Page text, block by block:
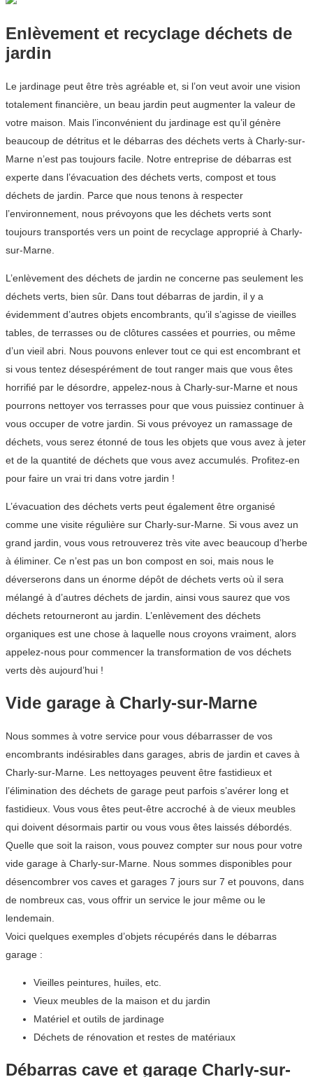
Enlèvement et recyclage déchets de
jardin
Le jardinage peut être très agréable et, si l’on veut avoir une vision
totalement financière, un beau jardin peut augmenter la valeur de
votre maison. Mais l’inconvénient du jardinage est qu’il génère
beaucoup de détritus et le débarras des déchets verts à Charly-sur-
Marne n’est pas toujours facile. Notre entreprise de débarras est
experte dans l’évacuation des déchets verts, compost et tous
déchets de jardin. Parce que nous tenons à respecter
l’environnement, nous prévoyons que les déchets verts sont
toujours transportés vers un point de recyclage approprié à Charly-
sur-Marne.
L’enlèvement des déchets de jardin ne concerne pas seulement les
déchets verts, bien sûr. Dans tout débarras de jardin, il y a
évidemment d’autres objets encombrants, qu’il s’agisse de vieilles
tables, de terrasses ou de clôtures cassées et pourries, ou même
d’un vieil abri. Nous pouvons enlever tout ce qui est encombrant et
si vous tentez désespérément de tout ranger mais que vous êtes
horrifié par le désordre, appelez-nous à Charly-sur-Marne et nous
pourrons nettoyer vos terrasses pour que vous puissiez continuer à
vous occuper de votre jardin. Si vous prévoyez un ramassage de
déchets, vous serez étonné de tous les objets que vous avez à jeter
et de la quantité de déchets que vous avez accumulés. Profitez-en
pour faire un vrai tri dans votre jardin !
L’évacuation des déchets verts peut également être organisé
comme une visite régulière sur Charly-sur-Marne. Si vous avez un
grand jardin, vous vous retrouverez très vite avec beaucoup d’herbe
à éliminer. Ce n’est pas un bon compost en soi, mais nous le
déverserons dans un énorme dépôt de déchets verts où il sera
mélangé à d’autres déchets de jardin, ainsi vous saurez que vos
déchets retourneront au jardin. L’enlèvement des déchets
organiques est une chose à laquelle nous croyons vraiment, alors
appelez-nous pour commencer la transformation de vos déchets
verts dès aujourd’hui !
Vide garage à Charly-sur-Marne
Nous sommes à votre service pour vous débarrasser de vos
encombrants indésirables dans garages, abris de jardin et caves à
Charly-sur-Marne. Les nettoyages peuvent être fastidieux et
l’élimination des déchets de garage peut parfois s’avérer long et
fastidieux. Vous vous êtes peut-être accroché à de vieux meubles
qui doivent désormais partir ou vous vous êtes laissés débordés.
Quelle que soit la raison, vous pouvez compter sur nous pour votre
vide garage à Charly-sur-Marne. Nous sommes disponibles pour
désencombrer vos caves et garages 7 jours sur 7 et pouvons, dans
de nombreux cas, vous offrir un service le jour même ou le
lendemain.
Voici quelques exemples d’objets récupérés dans le débarras
garage :
Vieilles peintures, huiles, etc.
Vieux meubles de la maison et du jardin
Matériel et outils de jardinage
Déchets de rénovation et restes de matériaux
Débarras cave et garage Charly-sur-